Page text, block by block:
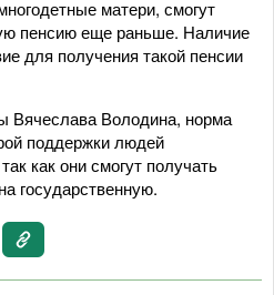
матери, смогут
пенсию еще раньше. Наличие
для получения такой пенсии
Вячеслава Володина, норма
поддержки людей
как они смогут получать
государственную.